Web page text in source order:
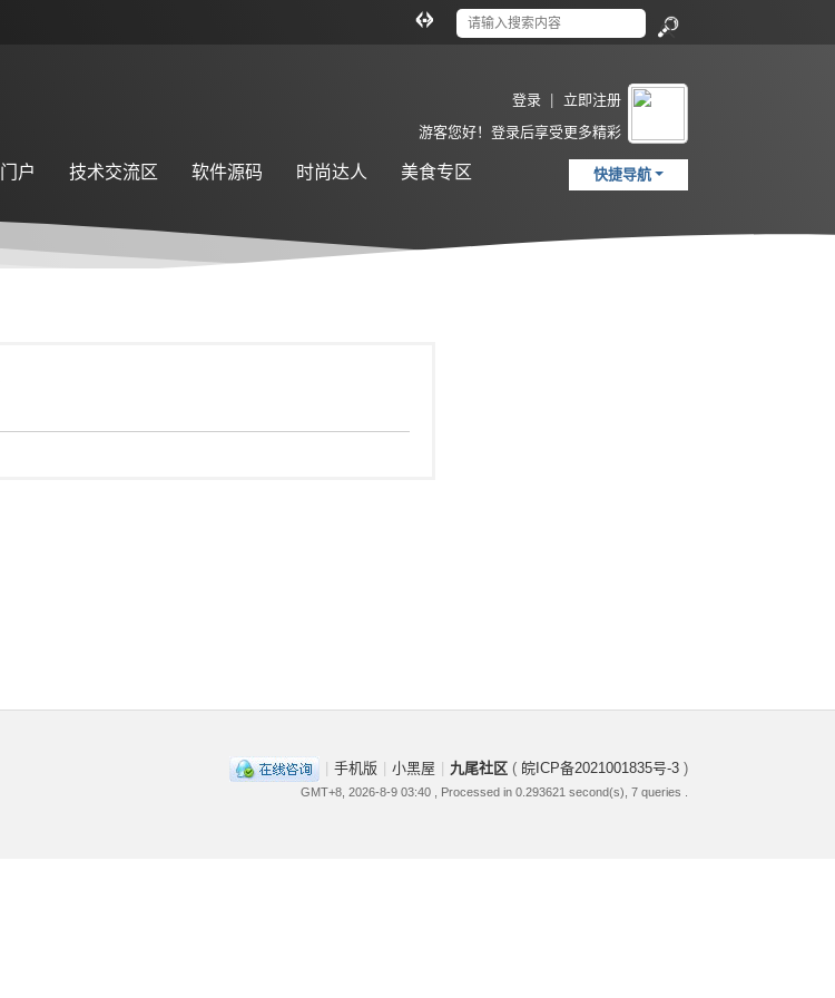
索
登录
立即注册
游客您好！登录后享受更多精彩
快捷导航
门户 技术交流区 软件源码 时尚达人
美食专区
手机版 小黑屋 九尾社区 ( 皖ICP备2021001835号-3 )
GMT+8, 2026-8-9 03:40 , Processed in 0.293621 second(s), 7 queries .